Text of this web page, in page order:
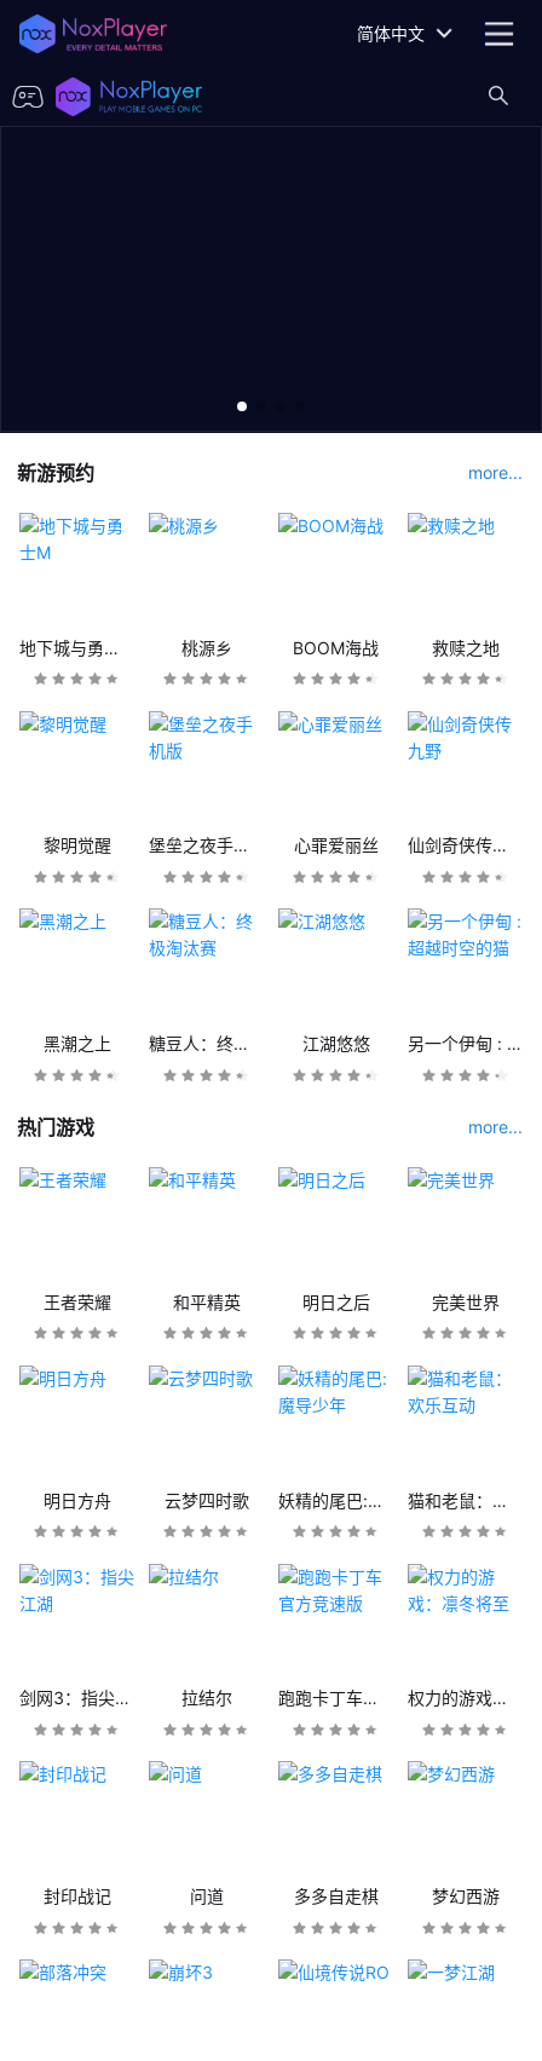
简体中文
新游预约 more...
地下城与勇士M 桃源乡 BOOM海战 救赎之地
黎明觉醒 堡垒之夜手机版 心罪爱丽丝 仙剑奇侠传九野
黑潮之上 糖豆人：终极淘汰赛 江湖悠悠 另一个伊甸 : 超越时空的猫
热门游戏 more...
王者荣耀 和平精英 明日之后 完美世界
明日方舟 云梦四时歌 妖精的尾巴:魔导少年 猫和老鼠：欢乐互动
剑网3：指尖江湖 拉结尔 跑跑卡丁车官方竞速版 权力的游戏：凛冬将至
封印战记 问道 多多自走棋 梦幻西游